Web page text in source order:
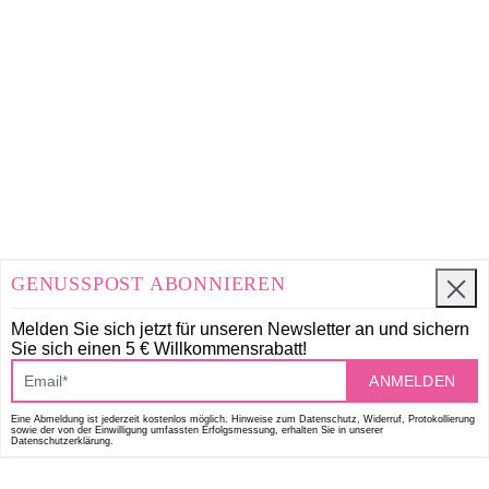
GENUSSPOST ABONNIEREN
Melden Sie sich jetzt für unseren Newsletter an und sichern
Sie sich einen 5 € Willkommensrabatt!
ANMELDEN
Eine Abmeldung ist jederzeit kostenlos möglich. Hinweise zum Datenschutz, Widerruf, Protokollierung
sowie der von der Einwilligung umfassten Erfolgsmessung, erhalten Sie in unserer
Datenschutzerklärung.